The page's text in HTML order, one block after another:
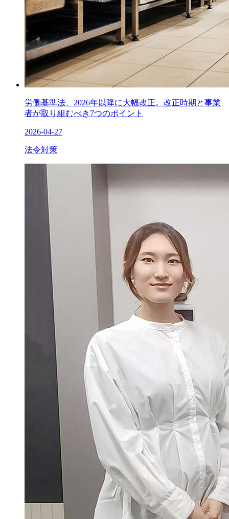
労働基準法、2026年以降に大幅改正。改正時期と事業
者が取り組むべき7つのポイント
2026-04-27
法令対策